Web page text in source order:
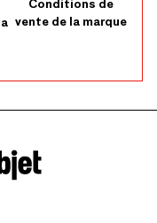
Conditions de
vente de la marque